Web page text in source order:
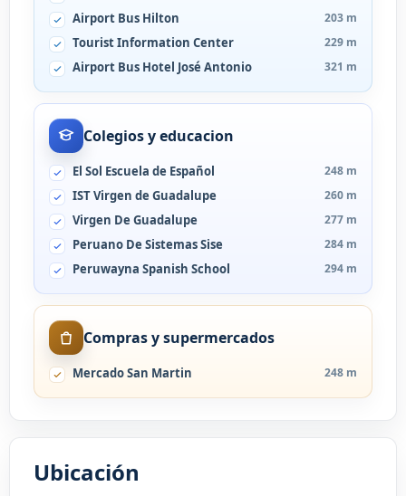
Airport Bus Hilton 203 m
Tourist Information Center 229 m
Airport Bus Hotel José Antonio 321 m
Colegios y educacion
El Sol Escuela de Español 248 m
IST Virgen de Guadalupe 260 m
Virgen De Guadalupe 277 m
Peruano De Sistemas Sise 284 m
Peruwayna Spanish School 294 m
Compras y supermercados
Mercado San Martin 248 m
Ubicación